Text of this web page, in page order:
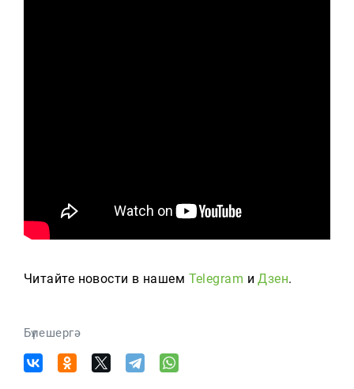
Читайте новости в нашем Telegram иДзен.
Бүлешергә